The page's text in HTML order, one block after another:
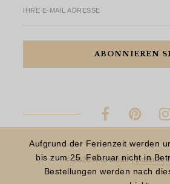
Aufgrund der Ferienzeit werden
bis zum 25. Februar nicht in
Bestellungen werden nach
IHRE E-MAIL ADRESSE
© 2023 Aria Moda |